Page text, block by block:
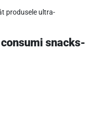
produsele ultra-
snacks-